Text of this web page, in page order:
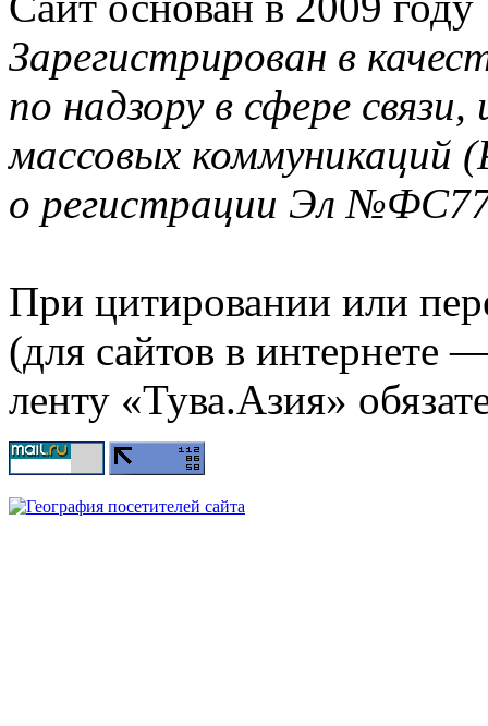
Зарегистрирован в
по надзору в сфере
массовых коммуникаций
о регистрации Эл
При цитировании или
(для сайтов в интернете
ленту «Тува.Азия»